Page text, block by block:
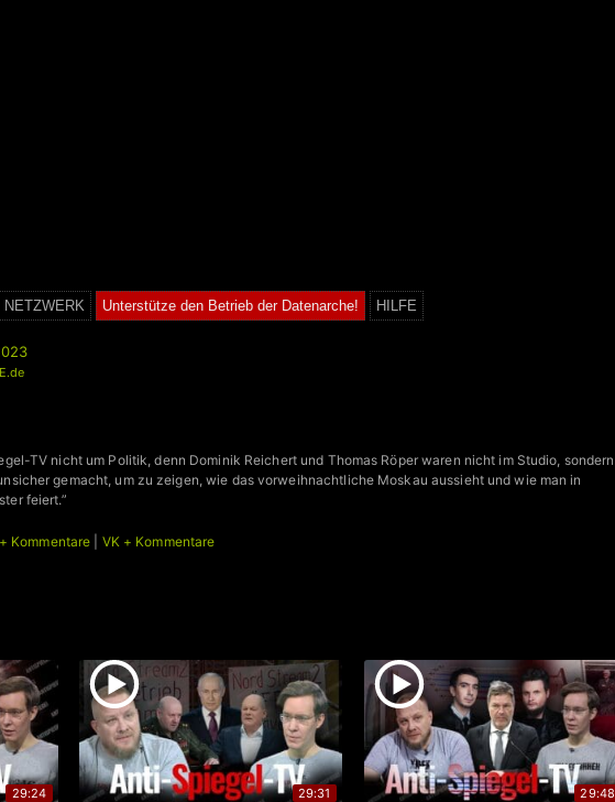
NETZWERK Unterstütze den Betrieb der Datenarche! HILFE
TV nicht um Politik, denn Dominik Reichert und Thomas Röper waren nicht im Studio, sondern
gemacht, um zu zeigen, wie das vorweihnachtliche Moskau aussieht und wie man in
feiert.”
Kommentare VK + Kommentare
29:24 29:31 29:48